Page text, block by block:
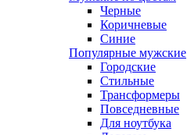
Черные
Коричневые
Синие
Популярные мужские
Городские
Стильные
Трансформеры
Повседневные
Для ноутбука